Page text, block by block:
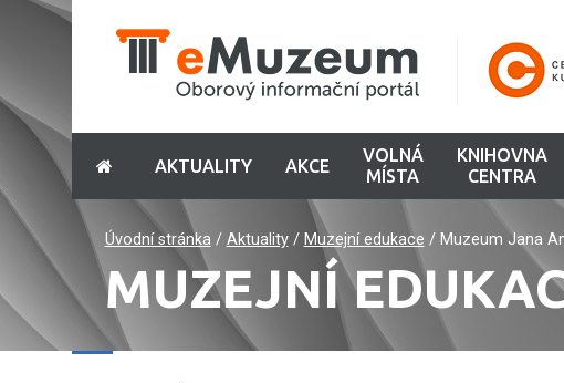
AKTUALITY AKCE
VOLNÁ
MÍSTA
KNIHOVNA
CENTRA
Úvodní stránka/ Aktuality/ Muzejní edukace / Muzeum Jana
MUZEJNÍ